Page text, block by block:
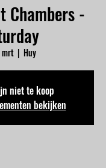
Chambers -
mrt
  |
Huy
niet te koop
bekijken